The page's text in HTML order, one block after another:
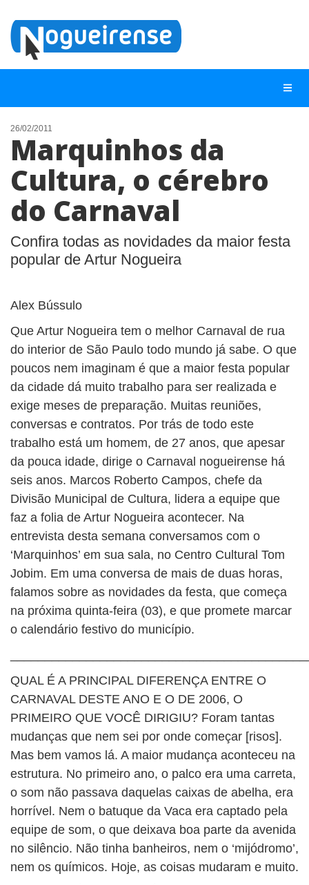
NOTÍCIAS
LISTA DIGITAL
TELEFONES ÚTEIS
CONTATO
26/02/2011
Marquinhos da
Cultura, o cérebro
do Carnaval
Confira todas as novidades da maior festa
popular de Artur Nogueira
Alex Bússulo
Que Artur Nogueira tem o melhor Carnaval de rua
do interior de São Paulo todo mundo já sabe. O que
poucos nem imaginam é que a maior festa popular
da cidade dá muito trabalho para ser realizada e
exige meses de preparação. Muitas reuniões,
conversas e contratos. Por trás de todo este
trabalho está um homem, de 27 anos, que apesar
da pouca idade, dirige o Carnaval nogueirense há
seis anos. Marcos Roberto Campos, chefe da
Divisão Municipal de Cultura, lidera a equipe que
faz a folia de Artur Nogueira acontecer. Na
entrevista desta semana conversamos com o
‘Marquinhos’ em sua sala, no Centro Cultural Tom
Jobim. Em uma conversa de mais de duas horas,
falamos sobre as novidades da festa, que começa
na próxima quinta-feira (03), e que promete marcar
o calendário festivo do município.
QUAL É A PRINCIPAL DIFERENÇA ENTRE O
CARNAVAL DESTE ANO E O DE 2006, O
PRIMEIRO QUE VOCÊ DIRIGIU? Foram tantas
mudanças que nem sei por onde começar [risos].
Mas bem vamos lá. A maior mudança aconteceu na
estrutura. No primeiro ano, o palco era uma carreta,
o som não passava daquelas caixas de abelha, era
horrível. Nem o batuque da Vaca era captado pela
equipe de som, o que deixava boa parte da avenida
no silêncio. Não tinha banheiros, nem o ‘mijódromo’,
nem os químicos. Hoje, as coisas mudaram e muito.